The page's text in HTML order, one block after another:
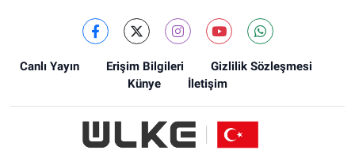
Canlı Yayın Erişim Bilgileri
Gizlilik Sözleşmesi
Künye
İletişim